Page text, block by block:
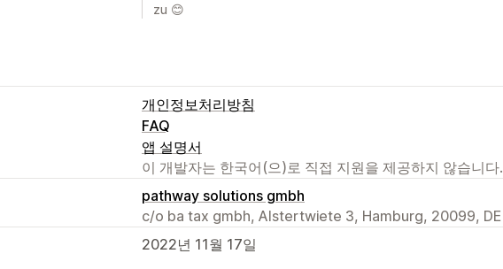
zu 😊
개인정보처리방침
FAQ
앱 설명서
이 개발자는 한국어(으)로 직접 지원을 제공하지 않습니다.
pathway solutions gmbh
c/o ba tax gmbh, Alstertwiete 3, Hamburg, 20099, DE
2022년 11월 17일